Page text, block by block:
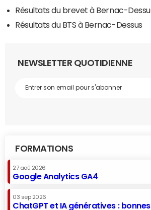
Résultats du brevet à Bernac-
Résultats du BTS à Bernac-Dessus
NEWSLETTER QUOTIDIENNE
FORMATIONS
27 aoû 2026
Google Analytics GA4
03 sep 2026
ChatGPT et IA génératives :